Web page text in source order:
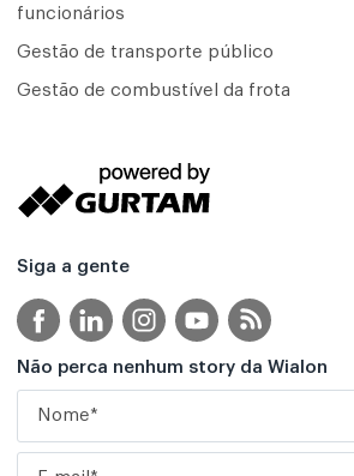
funcionários
Gestão de transporte público
Gestão de combustível da frota
Siga a gente
Não perca nenhum story da Wialon